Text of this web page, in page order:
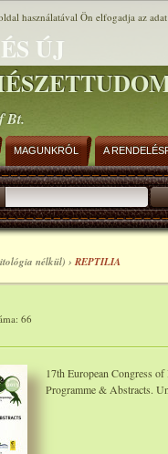
ÚJ
Bt.
MAGUNKRÓL A
nélkül) › REPTILIA
66
17th European Congress
Programme & Abstracts.
használatával Ön elfogadja az